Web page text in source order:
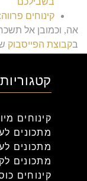
קינוחים
אה, וכמובן אל
בקבוצת הפייסבוק
קינוחים
מתכונים
מתכונים
מתכונים
קינוחים